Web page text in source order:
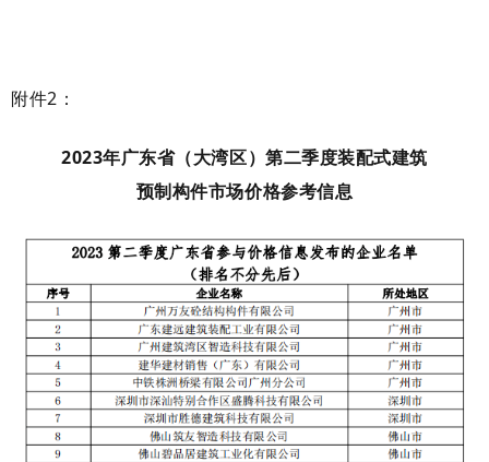
附件2：
2023年广东省（大湾区）第二季度装配式建筑
预制构件市场价格参考信息